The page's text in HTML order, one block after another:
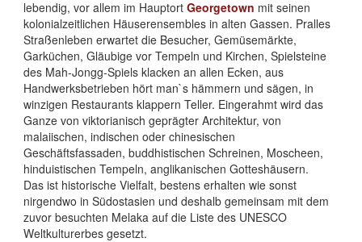
lebendig, vor allem im Hauptort Georgetown mit seinen
kolonialzeitlichen Häuserensembles in alten Gassen. Pralles
Straßenleben erwartet die Besucher, Gemüsemärkte,
Garküchen, Gläubige vor Tempeln und Kirchen, Spielsteine
des Mah-Jongg-Spiels klacken an allen Ecken, aus
Handwerksbetrieben hört man`s hämmern und sägen, in
winzigen Restaurants klappern Teller. Eingerahmt wird das
Ganze von viktorianisch geprägter Architektur, von
malaiischen, indischen oder chinesischen
Geschäftsfassaden, buddhistischen Schreinen, Moscheen,
hinduistischen Tempeln, anglikanischen Gotteshäusern.
Das ist historische Vielfalt, bestens erhalten wie sonst
nirgendwo in Südostasien und deshalb gemeinsam mit dem
zuvor besuchten Melaka auf die Liste des UNESCO
Weltkulturerbes gesetzt.